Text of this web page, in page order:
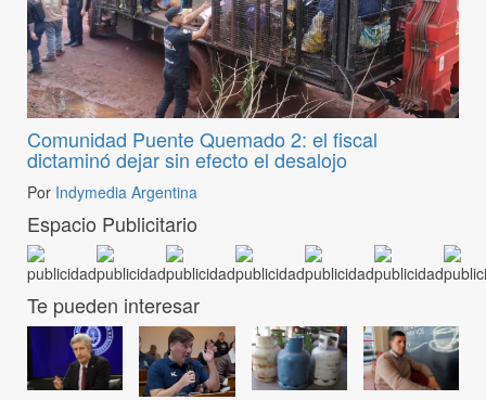
Comunidad Puente Quemado 2: el fiscal
dictaminó dejar sin efecto el desalojo
Por Indymedia Argentina
Espacio Publicitario
Te pueden interesar